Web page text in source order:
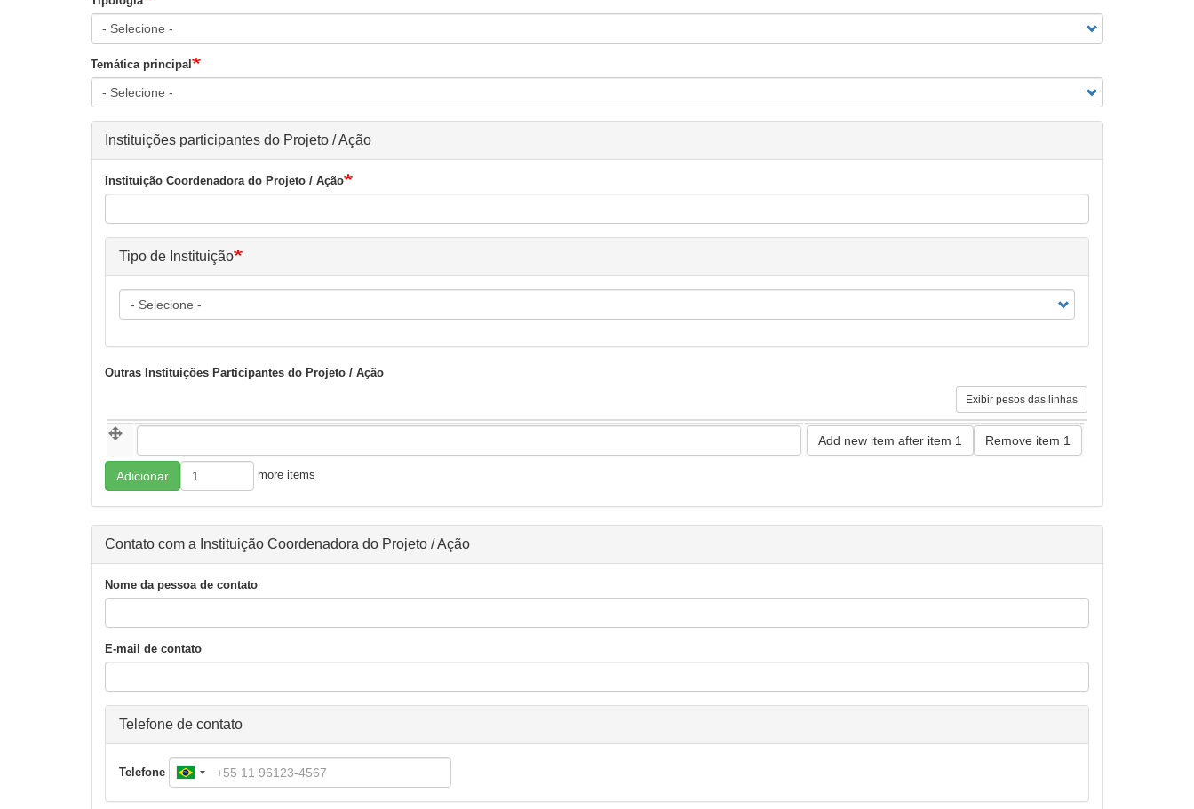
Temática principal
Instituições participantes do Projeto / Ação
Instituição Coordenadora do Projeto / Ação
Tipo de Instituição
Tipo
Outras Instituições Participantes do Projeto / Ação
Exibir pesos das linhas
Outras
Instituições
Participantes
do
Projeto
/
Outras Instituições Participantes do Projeto / Ação
Add new item after item 1 Remove item 1
Adicionar
Adicionar
more
more items
Contato com a Instituição Coordenadora do Projeto / Ação
Nome da pessoa de contato
E-mail de contato
Telefone de contato
Telefone